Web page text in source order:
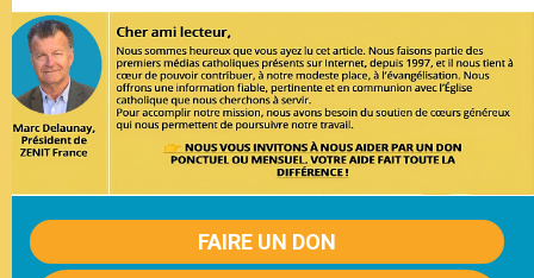
FAIRE UN DON